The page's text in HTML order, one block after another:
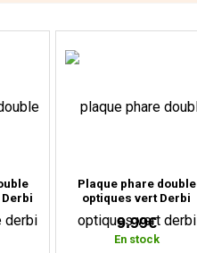
Plaque phare double
optiques vert Derbi
Senda (2000 à 2010)
9.99€
En stock